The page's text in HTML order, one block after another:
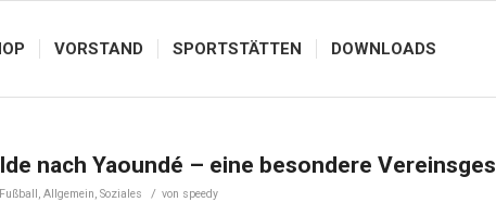
VORSTAND SPORTSTÄTTEN DOWNLOADS
nach Yaoundé – eine besondere
,Allgemein,Soziales / von speedy